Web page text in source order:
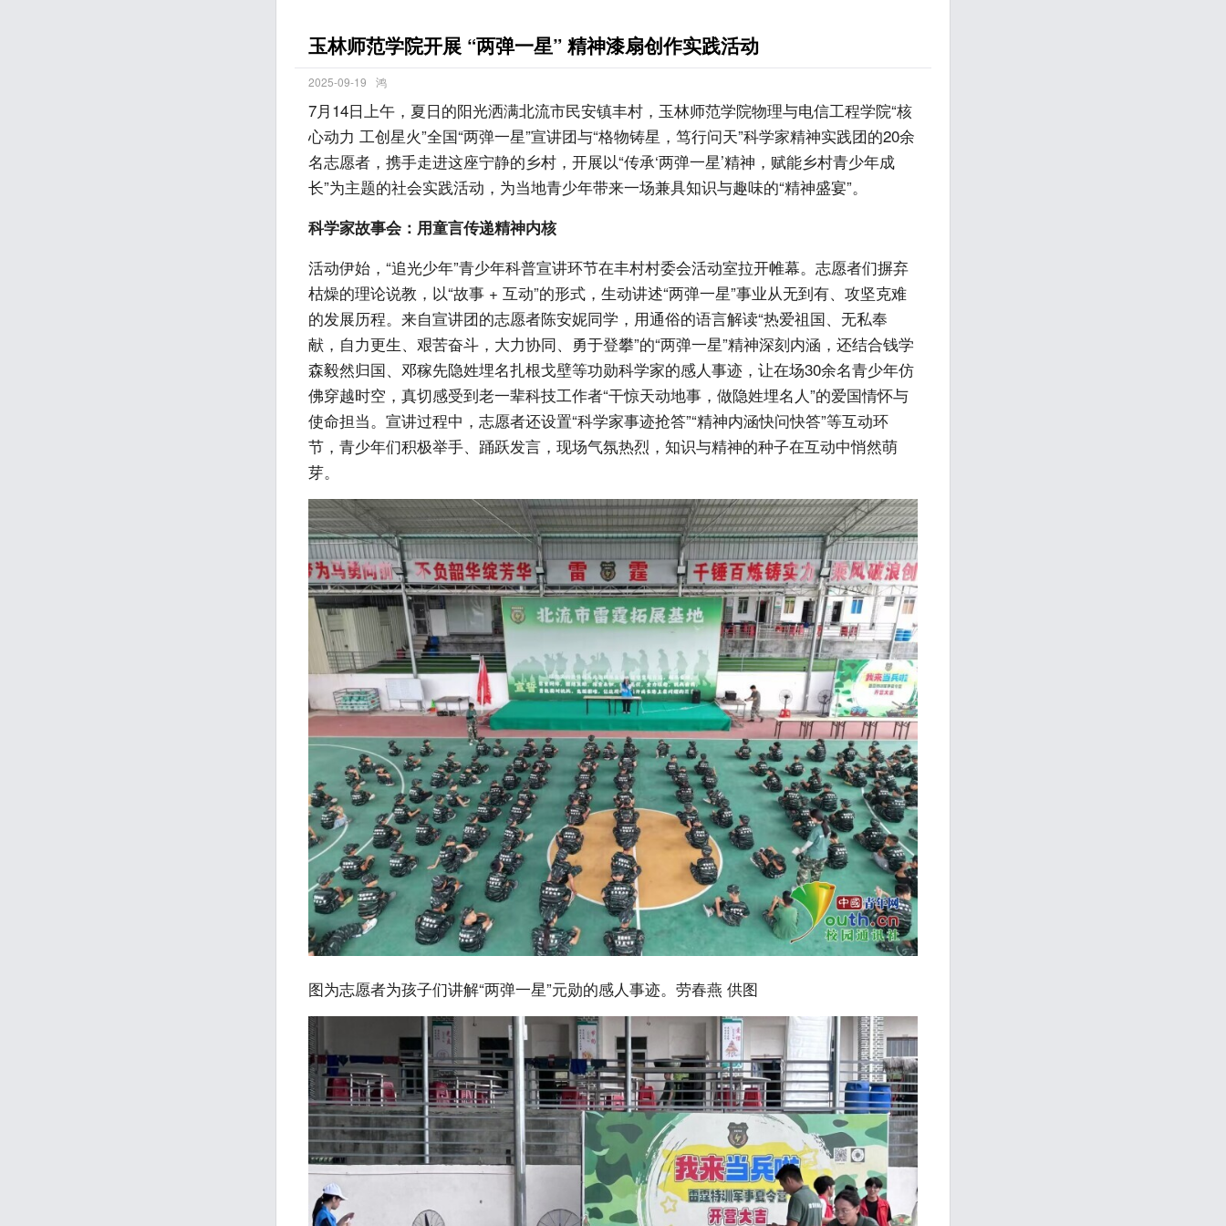
玉林师范学院开展 “两弹一星” 精神漆扇创作实践活动
2025-09-19 鸿
7月14日上午，夏日的阳光洒满北流市民安镇丰村，玉林师范学院物理与电信工程学院“核
心动力 工创星火”全国“两弹一星”宣讲团与“格物铸星，笃行问天”科学家精神实践团的20余
名志愿者，携手走进这座宁静的乡村，开展以“传承‘两弹一星’精神，赋能乡村青少年成
长”为主题的社会实践活动，为当地青少年带来一场兼具知识与趣味的“精神盛宴”。
科学家故事会：用童言传递精神内核
活动伊始，“追光少年”青少年科普宣讲环节在丰村村委会活动室拉开帷幕。志愿者们摒弃
枯燥的理论说教，以“故事 + 互动”的形式，生动讲述“两弹一星”事业从无到有、攻坚克难
的发展历程。来自宣讲团的志愿者陈安妮同学，用通俗的语言解读“热爱祖国、无私奉
献，自力更生、艰苦奋斗，大力协同、勇于登攀”的“两弹一星”精神深刻内涵，还结合钱学
森毅然归国、邓稼先隐姓埋名扎根戈壁等功勋科学家的感人事迹，让在场30余名青少年仿
佛穿越时空，真切感受到老一辈科技工作者“干惊天动地事，做隐姓埋名人”的爱国情怀与
使命担当。宣讲过程中，志愿者还设置“科学家事迹抢答”“精神内涵快问快答”等互动环
节，青少年们积极举手、踊跃发言，现场气氛热烈，知识与精神的种子在互动中悄然萌
芽。
图为志愿者为孩子们讲解“两弹一星”元勋的感人事迹。劳春燕 供图